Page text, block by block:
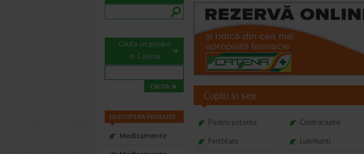
Cuplu si sex
Pentru potenta Contraceptie
Fertilitate Lubrifianti
Cauta un produs
in Catena
DESCOPERA PRODUSE
Medicamente